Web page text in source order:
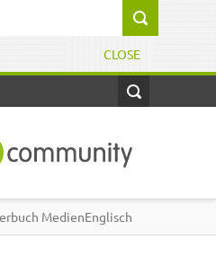
CLOSE
MedienEnglisch